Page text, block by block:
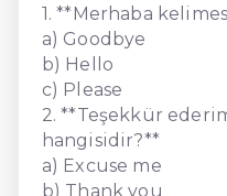
1. **Merhaba
a) Goodbye
b) Hello
c) Please
2. **Teşekkür
hangisidir?**
a) Excuse me
b) Thank you